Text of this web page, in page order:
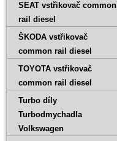
SEAT vstřikovač common
rail diesel
ŠKODA vstřikovač
common rail diesel
TOYOTA vstřikovač
common rail diesel
Turbo díly
Turbodmychadla
Volkswagen